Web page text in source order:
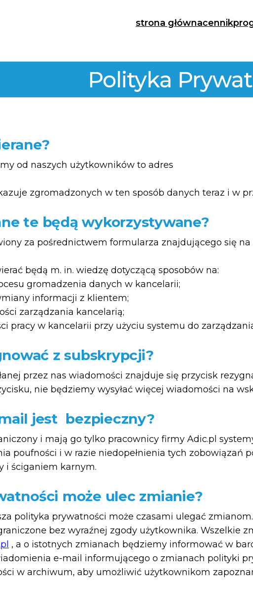
strona głównacennik
Polityka
od naszych użytkowników to adres
zgromadzonych w ten sposób danych teraz i w
te będą wykorzystywane?
za pośrednictwem formularza znajdującego się
będą m. in. wiedzę dotyczącą sposobów na:
gromadzenia danych w kancelarii;
informacji z klientem;
zarządzania kancelarią;
pracy w kancelarii przy użyciu systemu do
z subskrypcji?
przez nas wiadomości znajduje się przycisk
nie będziemy wysyłać więcej wiadomości na
jest bezpieczny?
i mają go tylko pracownicy firmy Adic.pl
poufności i w razie niedopełnienia tych zobowiązań
i ściganiem karnym.
może ulec zmianie?
polityka prywatności może czasami ulegać
bez wyraźnej zgody użytkownika. Wszelkie
, a o istotnych zmianach będziemy informować w
e-mail informującego o zmianach polityki
w archiwum, aby umożliwić użytkownikom